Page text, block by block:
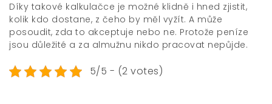
Díky takové kalkulačce je možné klidně i hned zjistit,
kolik kdo dostane, z čeho by měl vyžít. A může
posoudit, zda to akceptuje nebo ne. Protože peníze
jsou důležité a za almužnu nikdo pracovat nepůjde.
5/5 - (2 votes)